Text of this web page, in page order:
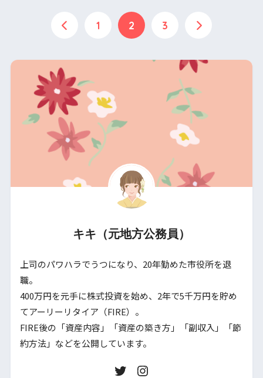
1 2 3
キキ（元地方公務員）
上司のパワハラでうつになり、20年勤めた市役所を退
職。
400万円を元手に株式投資を始め、2年で5千万円を貯め
てアーリーリタイア（FIRE）。
FIRE後の「資産内容」「資産の築き方」「副収入」「節
約方法」などを公開しています。